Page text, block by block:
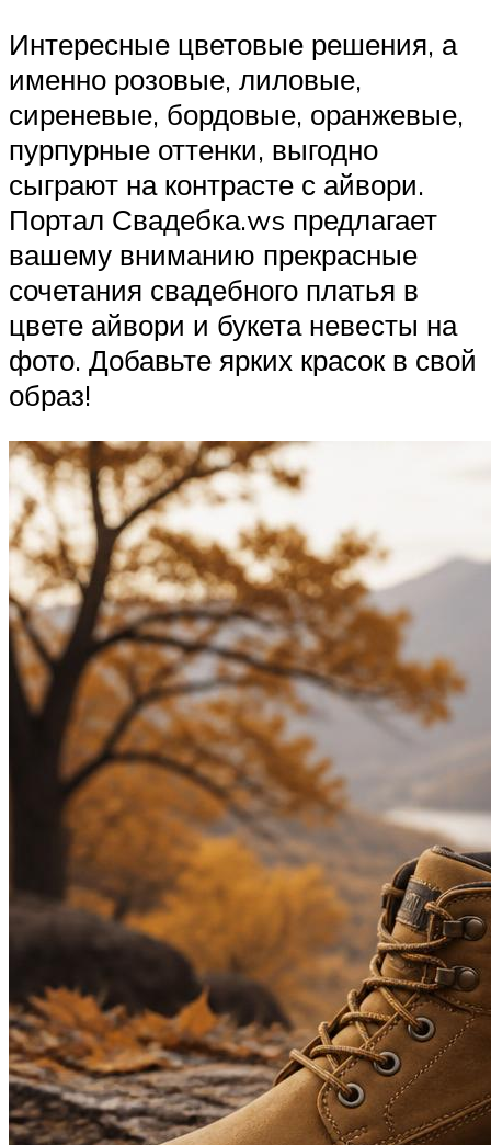
Интересные цветовые решения, а
именно розовые, лиловые,
сиреневые, бордовые, оранжевые,
пурпурные оттенки, выгодно
сыграют на контрасте с айвори.
Портал Свадебка.ws предлагает
вашему вниманию прекрасные
сочетания свадебного платья в
цвете айвори и букета невесты на
фото. Добавьте ярких красок в свой
образ!